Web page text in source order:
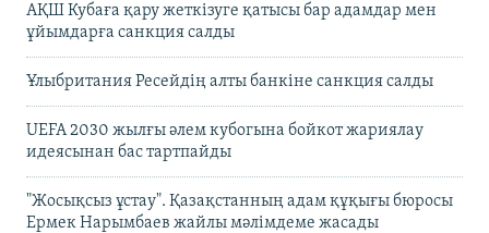
АҚШ Кубаға қару жеткізуге қатысы бар адамдар мен
ұйымдарға санкция салды
Ұлыбритания Ресейдің алты банкіне санкция салды
UEFA 2030 жылғы әлем кубогына бойкот жариялау
идеясынан бас тартпайды
"Жосықсыз ұстау". Қазақстанның адам құқығы бюросы
Ермек Нарымбаев жайлы мәлімдеме жасады